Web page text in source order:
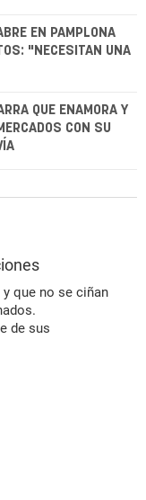
EN PAMPLONA
"NECESITAN UNA
QUE ENAMORA Y
CON SU
que no se ciñan
de sus